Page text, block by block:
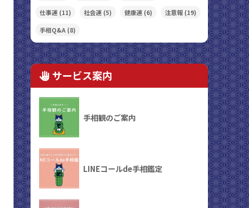
仕事運 (11) 社会運 (5) 健康運 (6) 注意報 (19)
手相Q&A (8)
サービス案内
手相観のご案内
LINEコールde手相鑑定